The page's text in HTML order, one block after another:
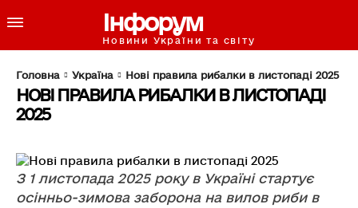
Інфорум
Новини України та світу
Головна Україна Нові правила рибалки в листопаді 2025
НОВІ ПРАВИЛА РИБАЛКИ В ЛИСТОПАДІ
2025
З 1 листопада 2025 року в Україні стартує
осінньо-зимова заборона на вилов риби в